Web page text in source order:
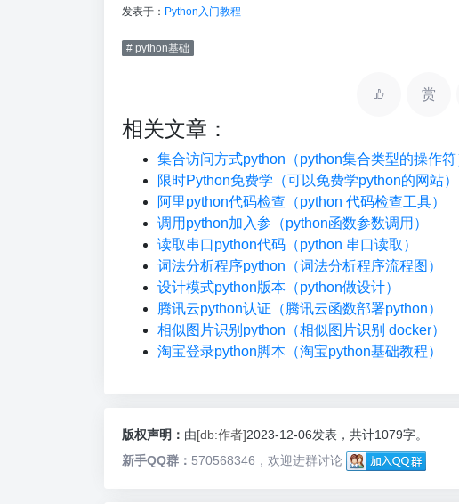
发表于： Python入门教程
# python基础
赏
相关文章：
集合访问方式python（python集合类型的操作符
限时Python免费学（可以免费学python的网站）
阿里python代码检查（python 代码检查工具）
调用python加入参（python函数参数调用）
读取串口python代码（python 串口读取）
词法分析程序python（词法分析程序流程图）
设计模式python版本（python做设计）
腾讯云python认证（腾讯云函数部署python）
相似图片识别python（相似图片识别 docker）
淘宝登录python脚本（淘宝python基础教程）
版权声明： 由[db:作者]2023-12-06发表，共计1079字。
新手QQ群： 570568346，欢迎进群讨论